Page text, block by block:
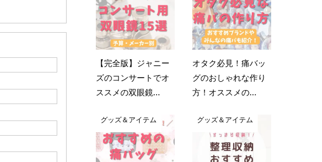
【完全版】ジャニー
ズのコンサートでオ
ススメの双眼鏡...
オタク必見！痛バッ
グのおしゃれな作り
方！オススメの...
グッズ＆アイテム グッズ＆アイテム